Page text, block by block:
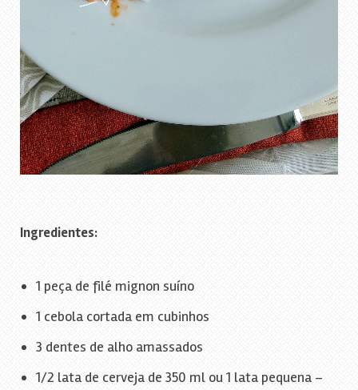
Ingredientes:
1 peça de filé mignon suíno
1 cebola cortada em cubinhos
3 dentes de alho amassados
1/2 lata de cerveja de 350 ml ou 1 lata pequena –